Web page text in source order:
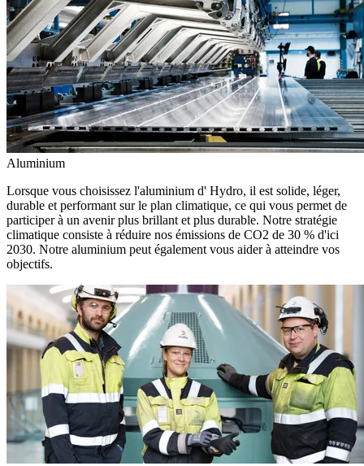
Aluminium
Lorsque vous choisissez l'aluminium d' Hydro, il est solide, léger,
durable et performant sur le plan climatique, ce qui vous permet de
participer à un avenir plus brillant et plus durable. Notre stratégie
climatique consiste à réduire nos émissions de CO2 de 30 % d'ici
2030. Notre aluminium peut également vous aider à atteindre vos
objectifs.